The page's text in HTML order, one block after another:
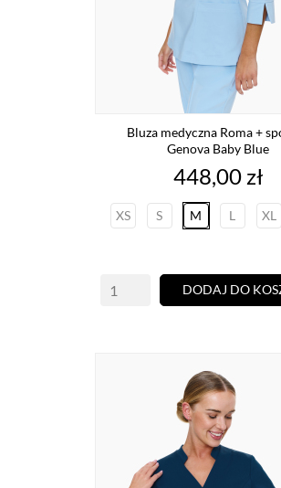
Bluza medyczna Roma +
Genova Baby Blue
Cena
448,00 zł
XS S M L XL
DODAJ DO